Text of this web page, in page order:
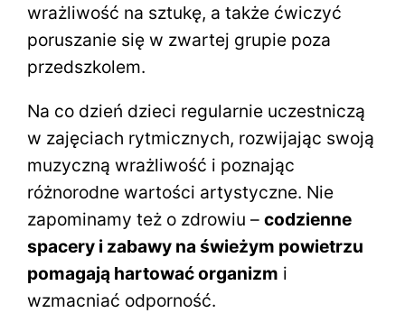
wrażliwość na sztukę, a także ćwiczyć
poruszanie się w zwartej grupie poza
przedszkolem.
Na co dzień dzieci regularnie uczestniczą
w zajęciach rytmicznych, rozwijając swoją
muzyczną wrażliwość i poznając
różnorodne wartości artystyczne. Nie
zapominamy też o zdrowiu –codzienne
spacery i zabawy na świeżym powietrzu
pomagają hartować organizm i
wzmacniać odporność.